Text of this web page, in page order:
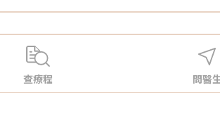
查療程 問醫